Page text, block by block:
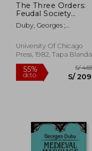
The Three Orders:
Feudal Society
Imagined (en Inglés)
Duby, Georges ;
University Of Chicago
Press, 1982, Tapa Blanda,
Nuevo